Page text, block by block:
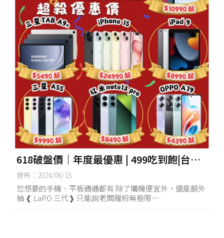
618破盤價｜年度最優惠 | 499吃到飽|台南
499吃到飽|東區499吃到飽
發佈：2024/06/15
您想要的手機、平板通通都有 除了購機便宜外，還能額外
抽 ❰ LaPO 三代❱ 只能說老闆寵粉無極限⋯